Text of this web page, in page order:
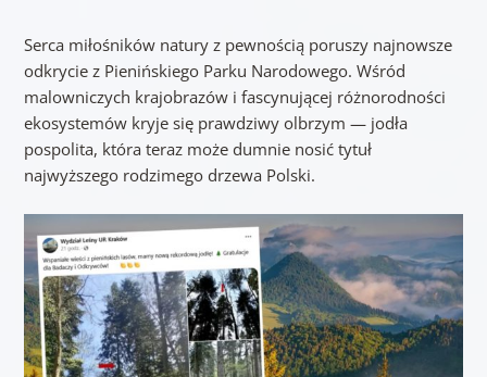
Serca miłośników natury z pewnością poruszy najnowsze
odkrycie z Pienińskiego Parku Narodowego. Wśród
malowniczych krajobrazów i fascynującej różnorodności
ekosystemów kryje się prawdziwy olbrzym — jodła
pospolita, która teraz może dumnie nosić tytuł
najwyższego rodzimego drzewa Polski.